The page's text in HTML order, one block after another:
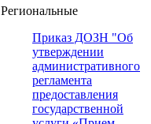
Региональные
Приказ ДОЗН "Об
утверждении
административного
регламента
предоставления
государственной